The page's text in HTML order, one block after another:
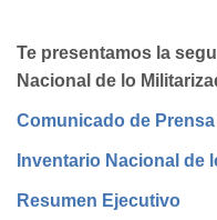
Te presentamos la
Nacional de lo
Comunicado de Prensa
Inventario Nacional de
Resumen Ejecutivo